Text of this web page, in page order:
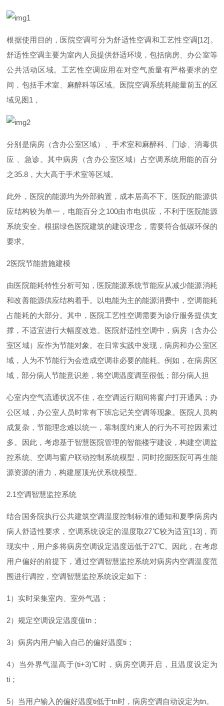
根据使用目的，医院空调可分为舒适性空调和工艺性空调[12] 。
舒适性空调主要为室内人员提供舒适环境，包括病房、办公室等
公共活动区域。工艺性空调应用在对空气质量有严格要求的空
间，包括手术室、麻醉科等区域。医院空调系统耗能量前五的区
域见图1 ，
分别是病房（含办公室区域）、手术室和麻醉科、门诊、消毒供
应
、急诊。其中病房（含办公室区域）占空调系统用能的百分
之35.8 ，大大高于手术室等区域。
此外，医院的能源均为外部购置，成本居高不下。医院的能源供
应结构较为单一，电能百分之100由市电供应，不利于医院能源
系统安全。根据绿色医院建筑的建设理念，需要符合低碳环保的
要求。
2医院节能措施建模
由医院能耗特性分析可知，医院能源系统节能应从减少能源消耗
和改善能源供应结构着手。以电能为主的能源消费中，空调能耗
占能耗的大部分。其中，医院工艺性空调需要为诊疗服务提供支
撑，不适宜进行大幅度改造。医院舒适性空调中，病房（含办公
室区域）应作为节能对象。在日常实践中发现，病房和办公室区
域，人为不节能行为会造成空调非必要的能耗。例如，在病房区
域，部分病人节能意识差，将空调温度调至很低；部分病人担
心室内空气流通状况不佳，在空调运行期间将窗户打开通风；办
公区域，办公室人员时常有下班忘记关空调等现象。医院人员构
成复杂，节能理念难以统一，靠制度约束人的行为不可控因素过
多。因此，考虑基于智慧医院管理的智能楼宇建设，构建空调监
控系统、空调与窗户联动控制系统模型，同时挖掘医院可再生能
源资源的潜力，构建屋顶光伏系统模型。
2.1空调智慧监控系统
结合国务院执行公共建筑空调温度控制标准的通知和夏季病房内
病人舒适性要求，空调系统设定的温度取27℃较为适宜[13] ，而
现实中，用户多将病房空调设定温度远低于27℃。因此，在考虑
用户偏好的前提下，通过空调智慧监控系统对病房内空调温度范
围进行调控，空调智慧监控系统设定如下：
1 ）实时采集室内、室外气温；
2）规定空调设定温度值tn ；
3）病房内用户输入自己的偏好温度ti ；
4）当外界气温高于(ti+3)℃时，病房空调开启，且温度设定为
ti ；
5）当用户输入的偏好温度ti低于tn时，病房空调自动设定为tn。